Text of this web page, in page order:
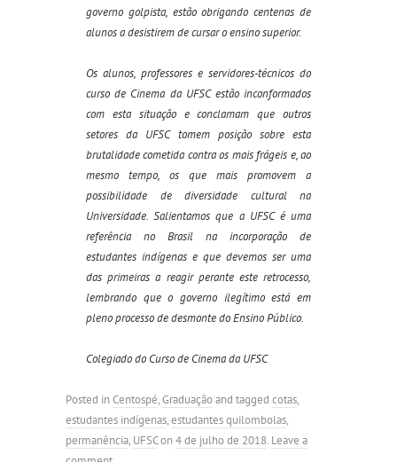
governo golpista, estão obrigando centenas de
alunos a desistirem de cursar o ensino superior.
Os alunos, professores e servidores-técnicos do
curso de Cinema da UFSC estão inconformados
com esta situação e conclamam que outros
setores da UFSC tomem posição sobre esta
brutalidade cometida contra os mais frágeis e, ao
mesmo tempo, os que mais promovem a
possibilidade de diversidade cultural na
Universidade. Salientamos que a UFSC é uma
referência no Brasil na incorporação de
estudantes indígenas e que devemos ser uma
das primeiras a reagir perante este retrocesso,
lembrando que o governo ilegítimo está em
pleno processo de desmonte do Ensino Público.
Colegiado do Curso de Cinema da UFSC
Posted inCentospé,Graduaçãoand tagged cotas,
estudantes indígenas,estudantes quilombolas,
permanência, UFSCon4 de julho de 2018. Leave a